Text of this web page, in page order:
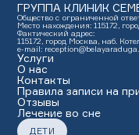
ГРУППА КЛИНИК
Общество с ограниченной
Место нахождения: 115172,
Фактический адрес:
115172, город Москва, наб.
e-mail:
Услуги
О нас
Контакты
Правила записи на
Отзывы
Лечение во сне
ДЕТИ